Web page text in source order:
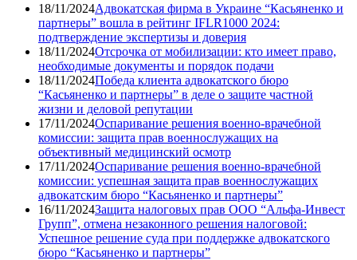
18/11/2024Адвокатская фирма в Украине “Касьяненко и
партнеры” вошла в рейтинг IFLR1000 2024:
подтверждение экспертизы и доверия
18/11/2024Отсрочка от мобилизации: кто имеет право,
необходимые документы и порядок подачи
18/11/2024Победа клиента адвокатского бюро
“Касьяненко и партнеры” в деле о защите частной
жизни и деловой репутации
17/11/2024Оспаривание решения военно-врачебной
комиссии: защита прав военнослужащих на
объективный медицинский осмотр
17/11/2024Оспаривание решения военно-врачебной
комиссии: успешная защита прав военнослужащих
адвокатским бюро “Касьяненко и партнеры”
16/11/2024Защита налоговых прав ООО “Альфа-Инвест
Групп”, отмена незаконного решения налоговой:
Успешное решение суда при поддержке адвокатского
бюро “Касьяненко и партнеры”